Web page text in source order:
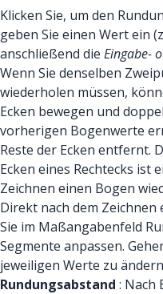
Klicken Sie, um den
geben Sie einen Wert ein
anschließend die Eingabe-
Wenn Sie denselben
wiederholen müssen,
Ecken bewegen und
vorherigen Bogenwerte
Reste der Ecken entfernt.
Ecken eines Rechtecks ist
Zeichnen einen Bogen
Direkt nach dem
Sie im Maßangabenfeld
Segmente anpassen.
jeweiligen Werte zu
Rundungsabstand : Nach